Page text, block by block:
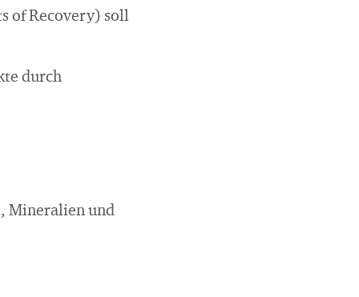
of Recovery) soll
durch
Mineralien und